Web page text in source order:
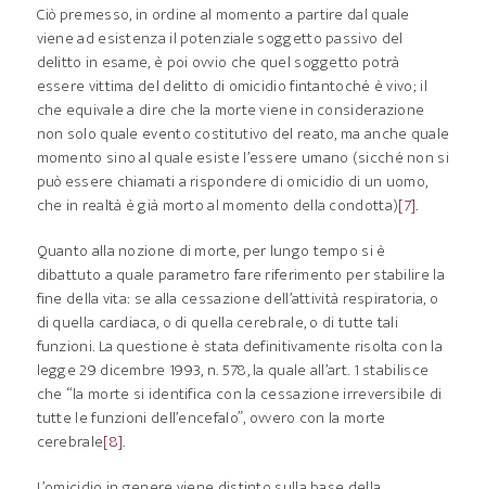
Ciò premesso, in ordine al momento a partire dal quale
viene ad esistenza il potenziale soggetto passivo del
delitto in esame, è poi ovvio che quel soggetto potrà
essere vittima del delitto di omicidio fintantoché è vivo; il
che equivale a dire che la morte viene in considerazione
non solo quale evento costitutivo del reato, ma anche quale
momento sino al quale esiste l’essere umano (sicché non si
può essere chiamati a rispondere di omicidio di un uomo,
che in realtà è già morto al momento della condotta)[7].
Quanto alla nozione di morte, per lungo tempo si è
dibattuto a quale parametro fare riferimento per stabilire la
fine della vita: se alla cessazione dell’attività respiratoria, o
di quella cardiaca, o di quella cerebrale, o di tutte tali
funzioni. La questione è stata definitivamente risolta con la
legge 29 dicembre 1993, n. 578, la quale all’art. 1 stabilisce
che “la morte si identifica con la cessazione irreversibile di
tutte le funzioni dell’encefalo”, ovvero con la morte
cerebrale[8].